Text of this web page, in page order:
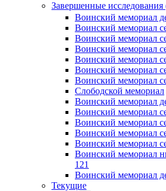
Завершенные
Воинский мемориал
Воинский мемориал
Воинский мемориал
Воинский мемориал
Воинский мемориал
Воинский мемориал
Воинский мемориал
Слободской мемориал
Воинский мемориал
Воинский мемориал
Воинский мемориал
Воинский мемориал
Воинский мемориал
Воинский мемориал
121
Воинский мемориал
Текущие